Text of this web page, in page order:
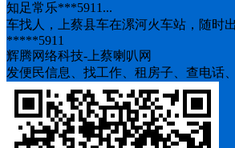
知足常乐***5911...
车找人，上蔡县车在漯河火车站，随时
*****5911
辉腾网络科技-上蔡喇叭网
发便民信息、找工作、租房子、查电话